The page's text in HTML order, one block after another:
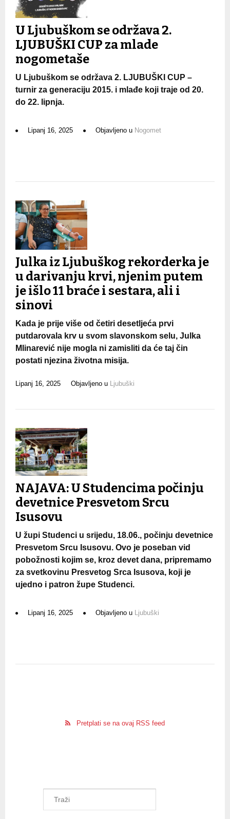
U Ljubuškom se održava 2.
LJUBUŠKI CUP za mlade
nogometaše
U Ljubuškom se održava 2. LJUBUŠKI CUP –
turnir za generaciju 2015. i mlađe koji traje od 20.
do 22. lipnja.
Lipanj 16, 2025 Objavljeno u Nogomet
Julka iz Ljubuškog rekorderka je
u darivanju krvi, njenim putem
je išlo 11 braće i sestara, ali i
sinovi
Kada je prije više od četiri desetljeća prvi
putdarovala krv u svom slavonskom selu, Julka
Mlinarević nije mogla ni zamisliti da će taj čin
postati njezina životna misija.
Lipanj 16, 2025 Objavljeno u Ljubuški
NAJAVA: U Studencima počinju
devetnice Presvetom Srcu
Isusovu
U župi Studenci u srijedu, 18.06., počinju devetnice
Presvetom Srcu Isusovu. Ovo je poseban vid
pobožnosti kojim se, kroz devet dana, pripremamo
za svetkovinu Presvetog Srca Isusova, koji je
ujedno i patron župe Studenci.
Lipanj 16, 2025 Objavljeno u Ljubuški
Pretplati se na ovaj RSS feed